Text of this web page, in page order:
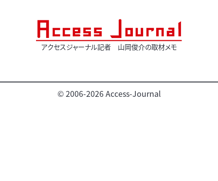
アクセスジャーナル記者 山岡俊介の取材メモ
© 2006-2026 Access-Journal